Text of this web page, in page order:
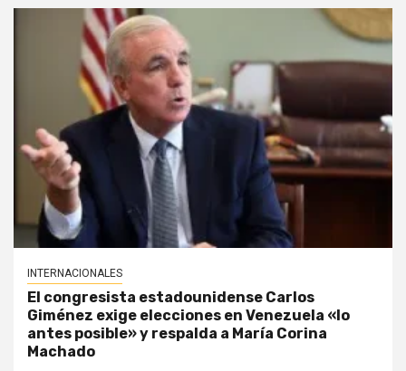
INTERNACIONALES
El congresista estadounidense Carlos
Giménez exige elecciones en Venezuela «lo
antes posible» y respalda a María Corina
Machado